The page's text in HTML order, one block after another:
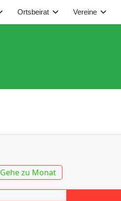
Ortsbeirat Vereine
Gehe zu Monat